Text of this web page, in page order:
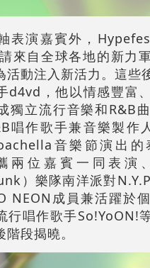
表演嘉賓外，
來自全球各地的新力
活動注入新活力。這些
d4vd，他以情感豐富
獨立流行音樂和R&B
唱作歌手兼音樂製作
音樂節演出的
兩位嘉賓一同表演
）樂隊南洋派對
NEON成員兼活躍於
行唱作歌手So!YoON!
段揭曉。